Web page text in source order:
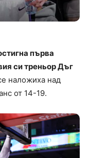
първа
си треньор Дъг
наложиха над
от 14-19.